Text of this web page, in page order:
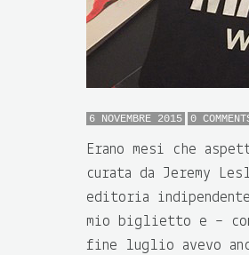
6 NOVEMBRE 2015 0
Erano mesi che
curata da Jeremy
editoria
mio biglietto e –
fine luglio avevo